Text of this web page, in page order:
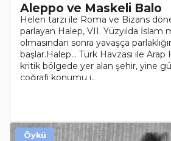
Aleppo ve Maskeli Balo
Helen tarzı ile Roma ve Bizans
parlayan Halep, VII. Yüzyılda İslam
olmasından sonra yavaşça
başlar.Halep… Türk Havzası ile Arap
kritik bölgede yer alan şehir, yine
coğrafi konumu i..
Öykü